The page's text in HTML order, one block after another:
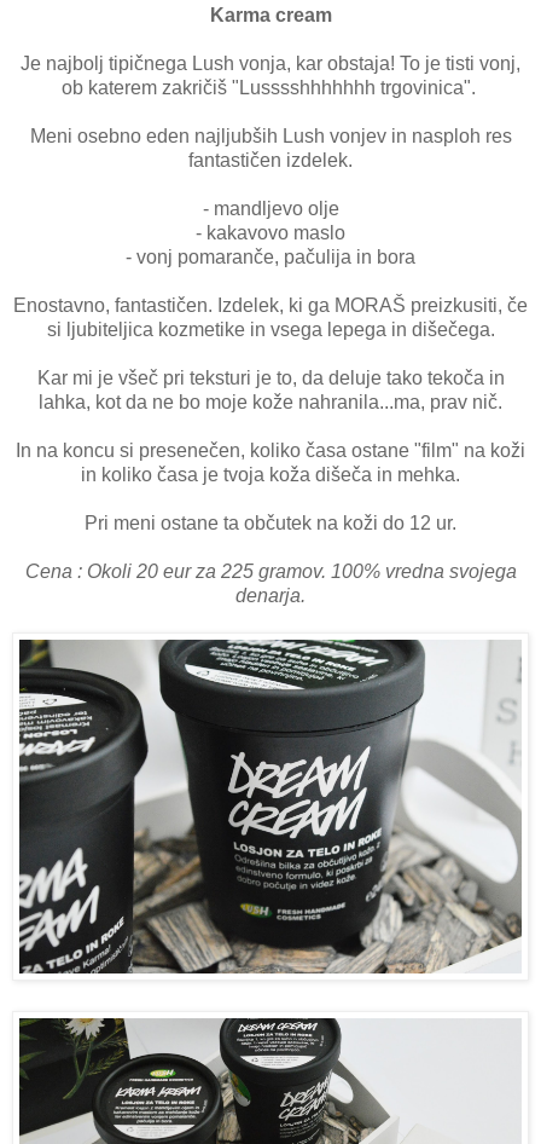
Karma cream
Je najbolj tipičnega Lush vonja, kar obstaja! To je tisti vonj,
ob katerem zakričiš "Lusssshhhhhhh trgovinica".
Meni osebno eden najljubših Lush vonjev in nasploh res
fantastičen izdelek.
- mandljevo olje
- kakavovo maslo
- vonj pomaranče, pačulija in bora
Enostavno, fantastičen. Izdelek, ki ga MORAŠ preizkusiti, če
si ljubiteljica kozmetike in vsega lepega in dišečega.
Kar mi je všeč pri teksturi je to, da deluje tako tekoča in
lahka, kot da ne bo moje kože nahranila...ma, prav nič.
In na koncu si presenečen, koliko časa ostane "film" na koži
in koliko časa je tvoja koža dišeča in mehka.
Pri meni ostane ta občutek na koži do 12 ur.
Cena : Okoli 20 eur za 225 gramov. 100% vredna svojega
denarja.